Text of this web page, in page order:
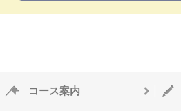
コース案内